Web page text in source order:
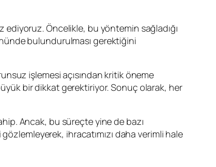
ediyoruz. Öncelikle, bu yöntemin sağladığı
bulundurulması gerektiğini
işlemesi açısından kritik öneme
bir dikkat gerektiriyor. Sonuç olarak, her
Ancak, bu süreçte yine de bazı
ihracatımızı daha verimli hale